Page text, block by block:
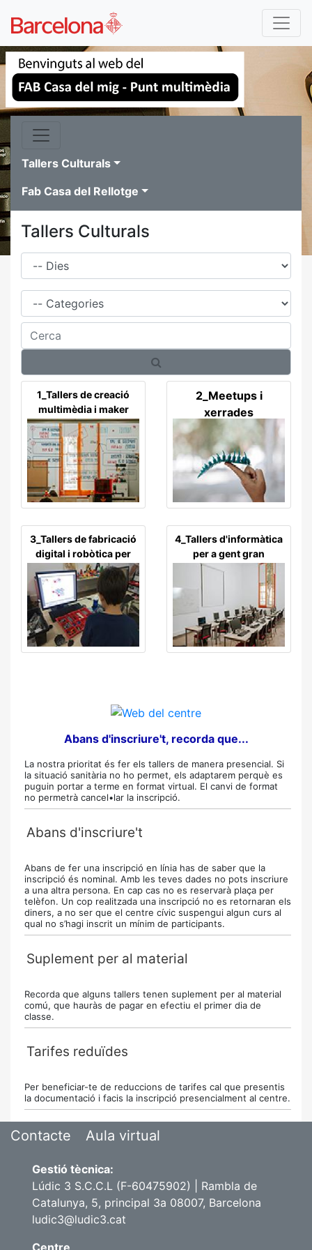
Tallers Culturals
Fab Casa del Rellotge
Tallers Culturals
Dies
Família
Cerca
1_Tallers de creació
multimèdia i maker
2_Meetups i
xerrades
3_Tallers de fabricació
digital i robòtica per
infants, adolescents i
joves
4_Tallers d'informàtica
per a gent gran
Abans d'inscriure't, recorda que...
La nostra prioritat és fer els tallers de manera presencial. Si
la situació sanitària no ho permet, els adaptarem perquè es
puguin portar a terme en format virtual. El canvi de format
no permetrà cancel•lar la inscripció.
Abans d'inscriure't
Abans de fer una inscripció en línia has de saber que la
inscripció és nominal. Amb les teves dades no pots inscriure
a una altra persona. En cap cas no es reservarà plaça per
telèfon. Un cop realitzada una inscripció no es retornaran els
diners, a no ser que el centre cívic suspengui algun curs al
qual no s’hagi inscrit un mínim de participants.
Suplement per al material
Recorda que alguns tallers tenen suplement per al material
comú, que hauràs de pagar en efectiu el primer dia de
classe.
Tarifes reduïdes
Per beneficiar-te de reduccions de tarifes cal que presentis
la documentació i facis la inscripció presencialment al centre.
Contacte Aula virtual
Gestió tècnica:
Lúdic 3 S.C.C.L (F-60475902) | Rambla de
Catalunya, 5, principal 3a 08007, Barcelona
ludic3@ludic3.cat
Centre